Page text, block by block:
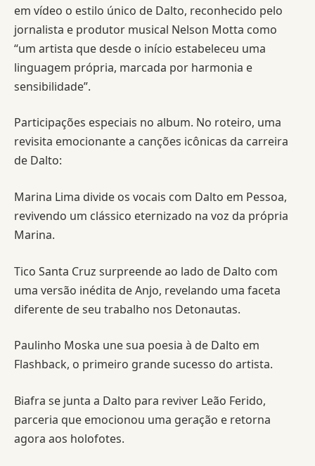
em vídeo o estilo único de Dalto, reconhecido pelo
jornalista e produtor musical Nelson Motta como
“um artista que desde o início estabeleceu uma
linguagem própria, marcada por harmonia e
sensibilidade”.
Participações especiais no album. No roteiro, uma
revisita emocionante a canções icônicas da carreira
de Dalto:
Marina Lima divide os vocais com Dalto em Pessoa,
revivendo um clássico eternizado na voz da própria
Marina.
Tico Santa Cruz surpreende ao lado de Dalto com
uma versão inédita de Anjo, revelando uma faceta
diferente de seu trabalho nos Detonautas.
Paulinho Moska une sua poesia à de Dalto em
Flashback, o primeiro grande sucesso do artista.
Biafra se junta a Dalto para reviver Leão Ferido,
parceria que emocionou uma geração e retorna
agora aos holofotes.